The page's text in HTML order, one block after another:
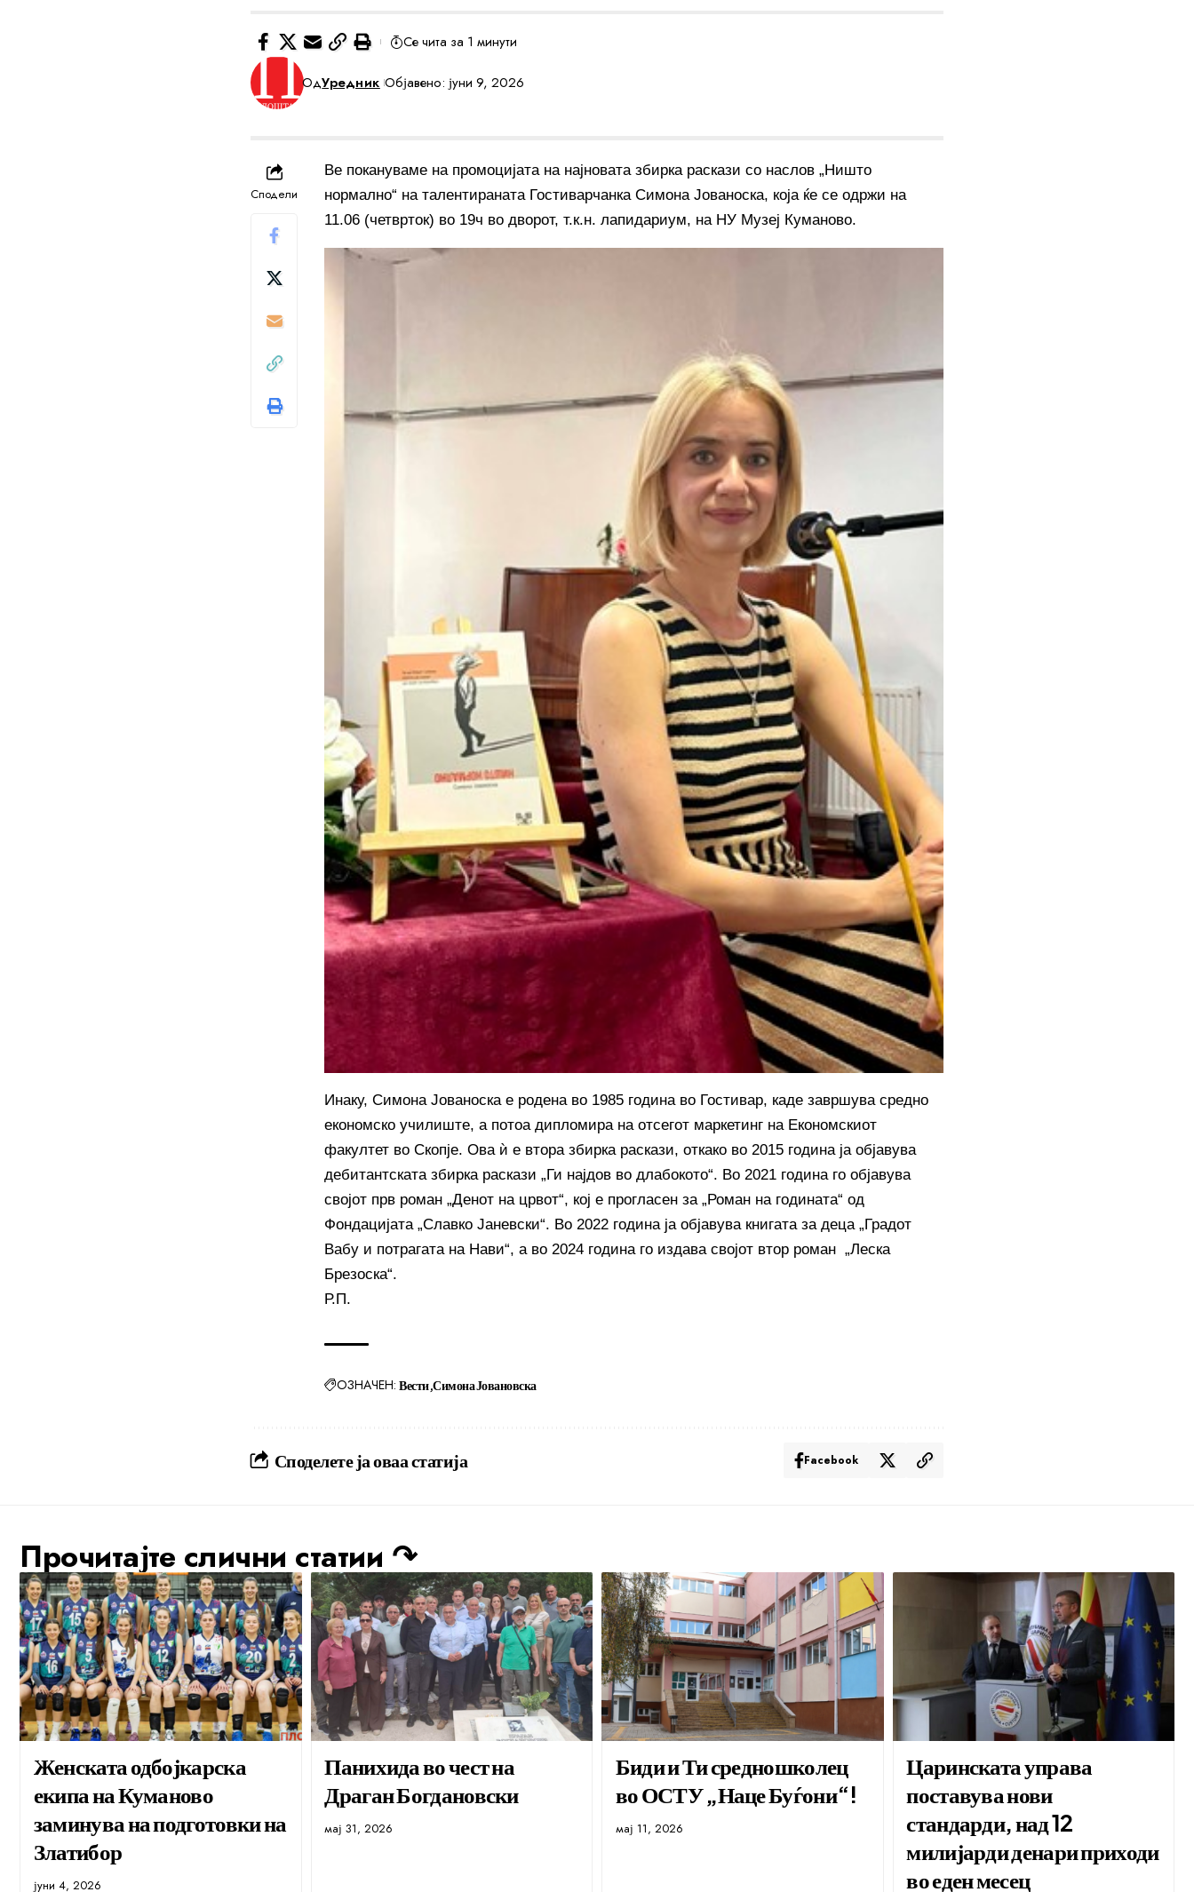
ОдУредник Објавено: јуни 9, 2026
Се чита за 1 минути
Сподели
Ве покануваме на промоцијата на најновата збирка раскази со наслов „Ништо
нормално“ на талентираната Гостиварчанка Симона Јованоска, која ќе се одржи на
11.06 (четврток) во 19ч во дворот, т.к.н. лапидариум, на НУ Музеј Куманово.
Инаку, Симона Јованоска е родена во 1985 година во Гостивар, каде завршува средно
економско училиште, а потоа дипломира на отсегот маркетинг на Економскиот
факултет во Скопје. Ова ѝ е втора збирка раскази, откако во 2015 година ја објавува
дебитантската збирка раскази „Ги најдов во длабокото“. Во 2021 година го објавува
својот прв роман „Денот на црвот“, кој е прогласен за „Роман на годината“ од
Фондацијата „Славко Јаневски“. Во 2022 година ја објавува книгата за деца „Градот
Вабу и потрагата на Нави“, а во 2024 година го издава својот втор роман „Леска
Брезоска“.
Р.П.
ОЗНАЧЕН: Вести Симона Јовановска
Споделете ја оваа статија Facebook
Прочитајте слични статии ↷
Женската одбојкарска
екипа на Куманово
заминува на подготовки на
Златибор
јуни 4, 2026
Панихида во чест на
Драган Богдановски
мај 31, 2026
Биди и Ти средношколец
во ОСТУ „Наце Буѓони“!
мај 11, 2026
Царинската управа
поставува нови
стандарди, над 12
милијарди денари приходи
во еден месец